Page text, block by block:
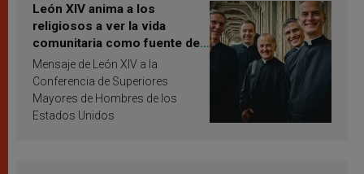
León XIV anima a los
religiosos a ver la vida
comunitaria como fuente de
inspiración y santificación
Mensaje de León XIV a la
Conferencia de Superiores
Mayores de Hombres de los
Estados Unidos